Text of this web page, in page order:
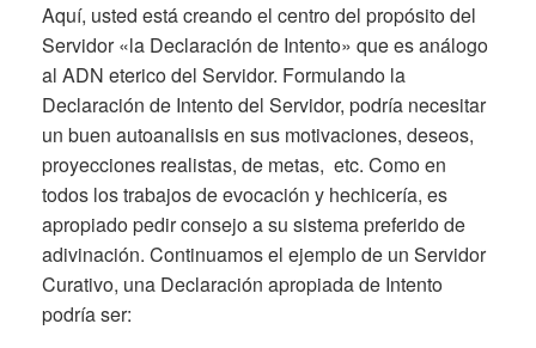
Aquí, usted está creando el centro del propósito del
Servidor «la Declaración de Intento» que es análogo
al ADN eterico del Servidor. Formulando la
Declaración de Intento del Servidor, podría necesitar
un buen autoanalisis en sus motivaciones, deseos,
proyecciones realistas, de metas, etc. Como en
todos los trabajos de evocación y hechicería, es
apropiado pedir consejo a su sistema preferido de
adivinación. Continuamos el ejemplo de un Servidor
Curativo, una Declaración apropiada de Intento
podría ser: